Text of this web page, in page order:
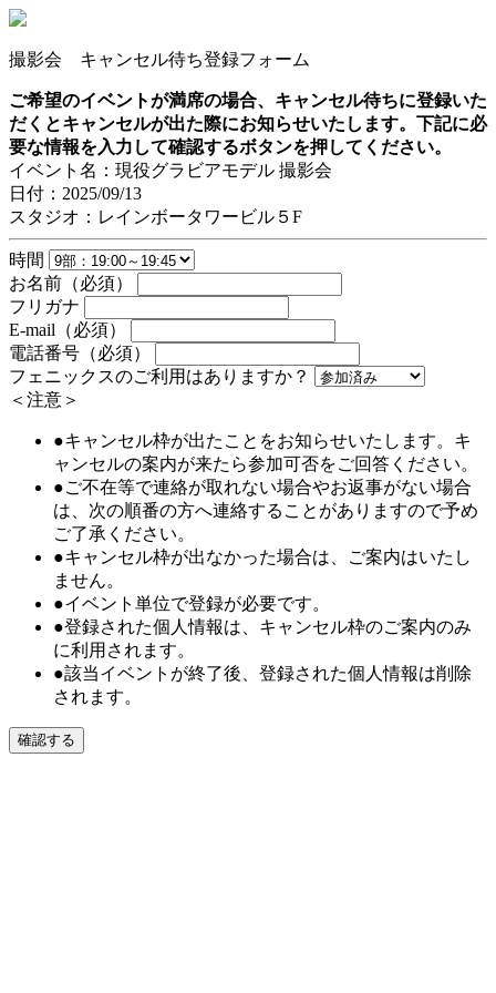
撮影会 キャンセル待ち登録フォーム
ご希望のイベントが満席の場合、キャンセル待ちに登録いた
だくとキャンセルが出た際にお知らせいたします。下記に必
要な情報を入力して確認するボタンを押してください。
イベント名：現役グラビアモデル 撮影会
日付：2025/09/13
スタジオ：レインボータワービル５F
時間
お名前（必須）
フリガナ
E-mail（必須）
電話番号（必須）
フェニックスのご利用はありますか？
＜注意＞
●キャンセル枠が出たことをお知らせいたします。キ
ャンセルの案内が来たら参加可否をご回答ください。
●ご不在等で連絡が取れない場合やお返事がない場合
は、次の順番の方へ連絡することがありますので予め
ご了承ください。
●キャンセル枠が出なかった場合は、ご案内はいたし
ません。
●イベント単位で登録が必要です。
●登録された個人情報は、キャンセル枠のご案内のみ
に利用されます。
●該当イベントが終了後、登録された個人情報は削除
されます。
確認する